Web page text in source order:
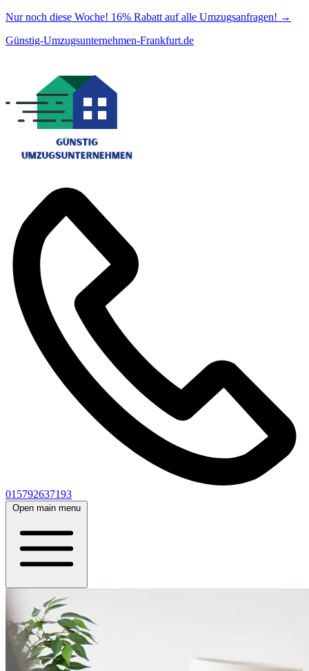
Nur noch diese Woche! 16% Rabatt auf alle Umzugsanfragen! →
Günstig-Umzugsunternehmen-Frankfurt.de
015792637193
Open main menu